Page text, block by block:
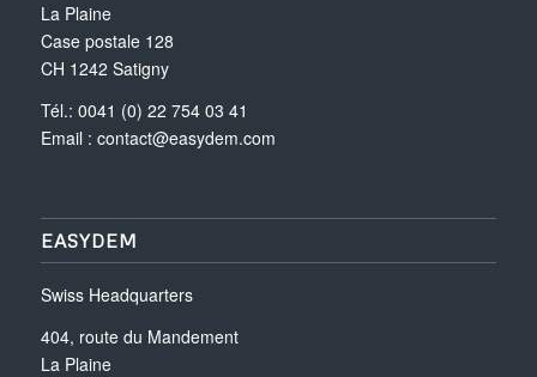
La Plaine
Case postale 128
CH 1242 Satigny
Tél.: 0041 (0) 22 754 03 41
Email : contact@easydem.com
EASYDEM
Swiss Headquarters
404, route du Mandement
La Plaine